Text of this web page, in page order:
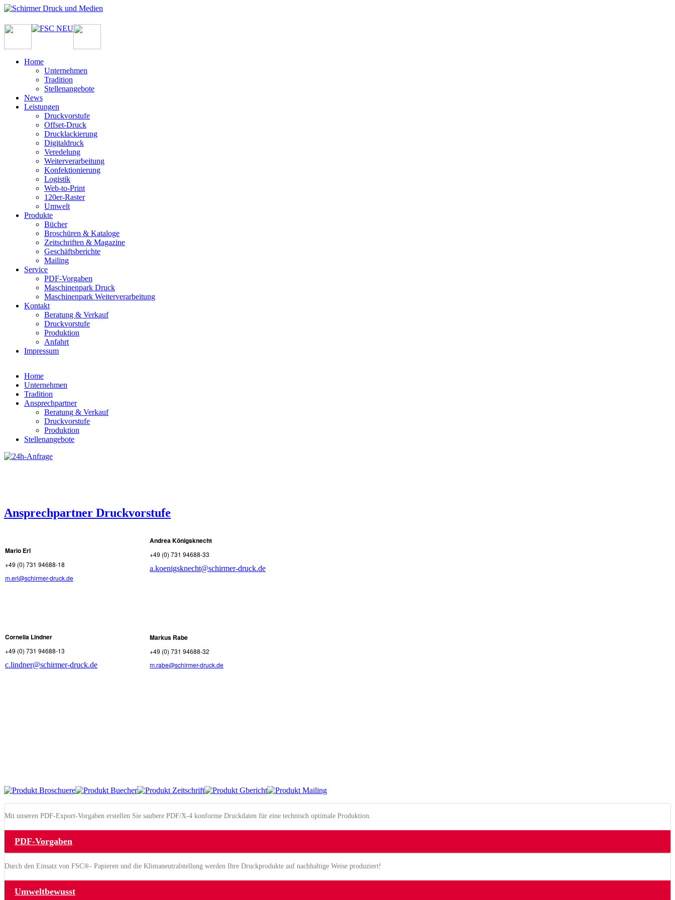
Home
Unternehmen
Tradition
Stellenangebote
News
Leistungen
Druckvorstufe
Offset-Druck
Drucklackierung
Digitaldruck
Veredelung
Weiterverarbeitung
Konfektionierung
Logistik
Web-to-Print
120er-Raster
Umwelt
Produkte
Bücher
Broschüren & Kataloge
Zeitschriften & Magazine
Geschäftsberichte
Mailing
Service
PDF-Vorgaben
Maschinenpark Druck
Maschinenpark Weiterverarbeitung
Kontakt
Beratung & Verkauf
Druckvorstufe
Produktion
Anfahrt
Impressum
Home
Unternehmen
Tradition
Ansprechpartner
Beratung & Verkauf
Druckvorstufe
Produktion
Stellenangebote
Ansprechpartner Druckvorstufe
Mario Erl
+49 (0) 731 94688-18
m.erl@schirmer-druck.de
Andrea Königsknecht
+49 (0) 731 94688-33
a.koenigsknecht@schirmer-druck.de
Cornelia Lindner
+49 (0) 731 94688-13
c.lindner@schirmer-druck.de
Markus Rabe
+49 (0) 731 94688-32
m.rabe@schirmer-druck.de
Mit unseren PDF-Export-Vorgaben erstellen Sie saubere PDF/X-4 konforme Druckdaten für eine technisch optimale Produktion.
PDF-Vorgaben
Durch den Einsatz von FSC®- Papieren und die Klimaneutralstellung werden Ihre Druckprodukte auf nachhaltige Weise produziert!
Umweltbewusst